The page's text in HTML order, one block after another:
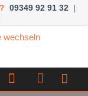
09349 92 91 32 |